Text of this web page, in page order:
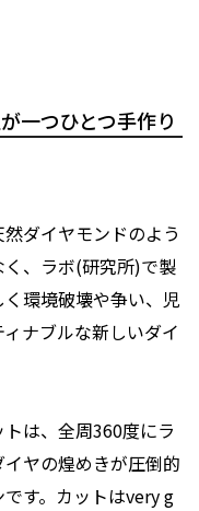
一つひとつ手作り
ダイヤモンドのよう
、ラボ(研究所)で製
環境破壊や争い、児
ナブルな新しいダイ
は、全周360度にラ
ヤの煌めきが圧倒的
す。カットはvery g